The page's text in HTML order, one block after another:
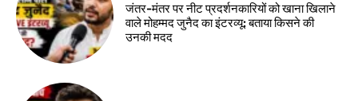
जंतर-मंतर पर नीट प्रदर्शनकारियों को खाना खिलाने
वाले मोहम्मद जुनैद का इंटरव्यू: बताया किसने की
उनकी मदद